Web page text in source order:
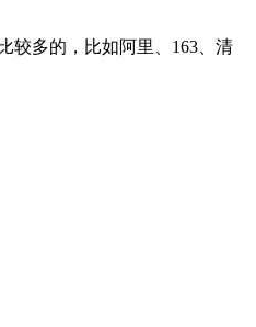
较多的，比如阿里、163、清